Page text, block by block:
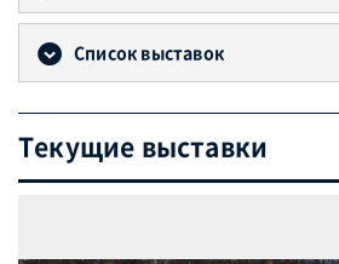
Список выставок
Текущие выставки